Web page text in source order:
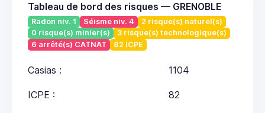
Tableau de bord des risques — GRENOBLE
Radon niv. 1 Séisme niv. 4
2 risque(s) naturel(s)
0 risque(s) minier(s)
3 risque(s) technologique(s)
6 arrêté(s) CATNAT
82 ICPE
Casias : 1104
ICPE : 82